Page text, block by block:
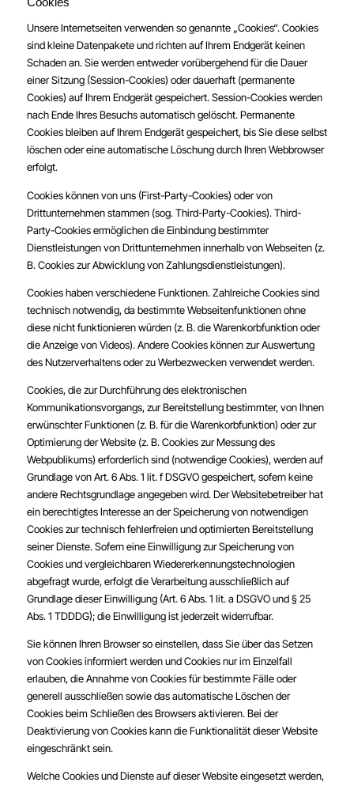
Unsere Internetseiten verwenden so genannte „Cookies“. Cookies
sind kleine Datenpakete und richten auf Ihrem Endgerät keinen
Schaden an. Sie werden entweder vorübergehend für die Dauer
einer Sitzung (Session-Cookies) oder dauerhaft (permanente
Cookies) auf Ihrem Endgerät gespeichert. Session-Cookies werden
nach Ende Ihres Besuchs automatisch gelöscht. Permanente
Cookies bleiben auf Ihrem Endgerät gespeichert, bis Sie diese selbst
löschen oder eine automatische Löschung durch Ihren Webbrowser
erfolgt.
Cookies können von uns (First-Party-Cookies) oder von
Drittunternehmen stammen (sog. Third-Party-Cookies). Third-
Party-Cookies ermöglichen die Einbindung bestimmter
Dienstleistungen von Drittunternehmen innerhalb von Webseiten (z.
B. Cookies zur Abwicklung von Zahlungsdienstleistungen).
Cookies haben verschiedene Funktionen. Zahlreiche Cookies sind
technisch notwendig, da bestimmte Webseitenfunktionen ohne
diese nicht funktionieren würden (z. B. die Warenkorbfunktion oder
die Anzeige von Videos). Andere Cookies können zur Auswertung
des Nutzerverhaltens oder zu Werbezwecken verwendet werden.
Cookies, die zur Durchführung des elektronischen
Kommunikationsvorgangs, zur Bereitstellung bestimmter, von Ihnen
erwünschter Funktionen (z. B. für die Warenkorbfunktion) oder zur
Optimierung der Website (z. B. Cookies zur Messung des
Webpublikums) erforderlich sind (notwendige Cookies), werden auf
Grundlage von Art. 6 Abs. 1 lit. f DSGVO gespeichert, sofern keine
andere Rechtsgrundlage angegeben wird. Der Websitebetreiber hat
ein berechtigtes Interesse an der Speicherung von notwendigen
Cookies zur technisch fehlerfreien und optimierten Bereitstellung
seiner Dienste. Sofern eine Einwilligung zur Speicherung von
Cookies und vergleichbaren Wiedererkennungstechnologien
abgefragt wurde, erfolgt die Verarbeitung ausschließlich auf
Grundlage dieser Einwilligung (Art. 6 Abs. 1 lit. a DSGVO und § 25
Abs. 1 TDDDG); die Einwilligung ist jederzeit widerrufbar.
Sie können Ihren Browser so einstellen, dass Sie über das Setzen
von Cookies informiert werden und Cookies nur im Einzelfall
erlauben, die Annahme von Cookies für bestimmte Fälle oder
generell ausschließen sowie das automatische Löschen der
Cookies beim Schließen des Browsers aktivieren. Bei der
Deaktivierung von Cookies kann die Funktionalität dieser Website
eingeschränkt sein.
Welche Cookies und Dienste auf dieser Website eingesetzt werden,